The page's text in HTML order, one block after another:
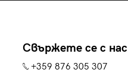
Свържете се с нас
+359 876 305 307